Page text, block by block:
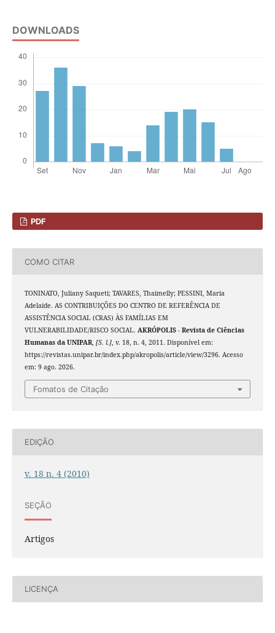
DOWNLOADS
PDF
COMO CITAR
TONINATO, Juliany Saqueti; TAVARES, Thaimelly; PESSINI, Maria
Adelaide. AS CONTRIBUIÇÕES DO CENTRO DE REFERÊNCIA DE
ASSISTÊNCIA SOCIAL (CRAS) ÀS FAMÍLIAS EM
VULNERABILIDADE/RISCO SOCIAL. AKRÓPOLIS - Revista de Ciências
Humanas da UNIPAR, [S. l.], v. 18, n. 4, 2011. Disponível em:
https://revistas.unipar.br/index.php/akropolis/article/view/3296. Acesso
em: 9 ago. 2026.
Fomatos de Citação
EDIÇÃO
v. 18 n. 4 (2010)
SEÇÃO
Artigos
LICENÇA